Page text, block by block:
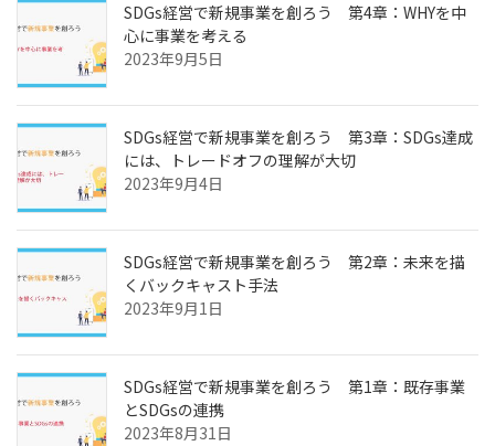
SDGs経営で新規事業を創ろう 第4章：WHYを中
心に事業を考える
2023年9月5日
SDGs経営で新規事業を創ろう 第3章：SDGs達成
には、トレードオフの理解が大切
2023年9月4日
SDGs経営で新規事業を創ろう 第2章：未来を描
くバックキャスト手法
2023年9月1日
SDGs経営で新規事業を創ろう 第1章：既存事業
とSDGsの連携
2023年8月31日